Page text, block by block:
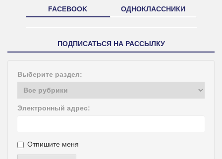
FACEBOOK ОДНОКЛАССНИКИ
ПОДПИСАТЬСЯ НА РАССЫЛКУ
Выберите раздел:
Электронный адрес:
Отпишите меня